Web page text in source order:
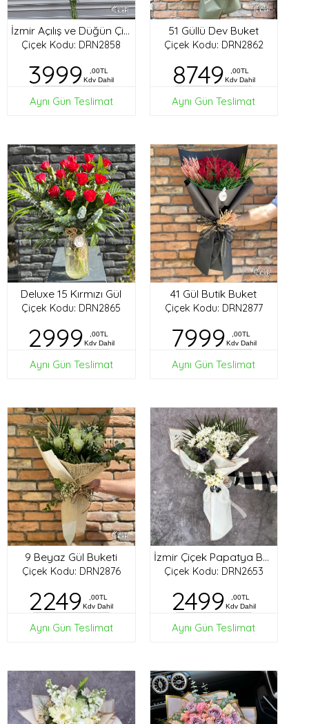
İzmir Açılış ve Düğün Çiçekleri
Çiçek Kodu: DRN2858
3999
,00TL
Kdv Dahil
Aynı Gün Teslimat
51 Güllü Dev Buket
Çiçek Kodu: DRN2862
8749
,00TL
Kdv Dahil
Aynı Gün Teslimat
Deluxe 15 Kırmızı Gül
Çiçek Kodu: DRN2865
2999
,00TL
Kdv Dahil
Aynı Gün Teslimat
41 Gül Butik Buket
Çiçek Kodu: DRN2877
7999
,00TL
Kdv Dahil
Aynı Gün Teslimat
9 Beyaz Gül Buketi
Çiçek Kodu: DRN2876
2249
,00TL
Kdv Dahil
Aynı Gün Teslimat
İzmir Çiçek Papatya Buketi
Çiçek Kodu: DRN2653
2499
,00TL
Kdv Dahil
Aynı Gün Teslimat